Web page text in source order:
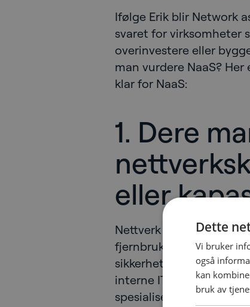
Ifølge Erik blir Network
svaret for virksomheter
overinvestere eller
man vurdere NaaS?
klar for NaaS:
1. Dere
eller
Nettverk er mer
fjernbrukere, økt
sikkerhetskrav stiller
interne IT-ressurser
spesialisert
Dette
Vi bruker
også
kan
bruk av